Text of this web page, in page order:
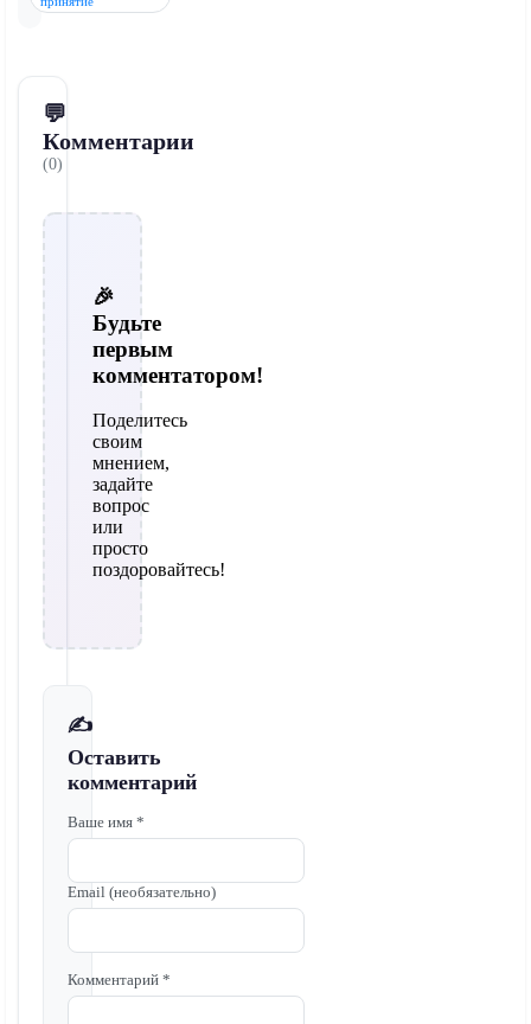
💬
Комментарии
(0)
🎉
Будьте
первым
комментатором!
Поделитесь
своим
мнением,
задайте
вопрос
или
просто
поздоровайтесь!
✍️
Оставить
комментарий
Ваше имя *
Email (необязательно)
Комментарий *